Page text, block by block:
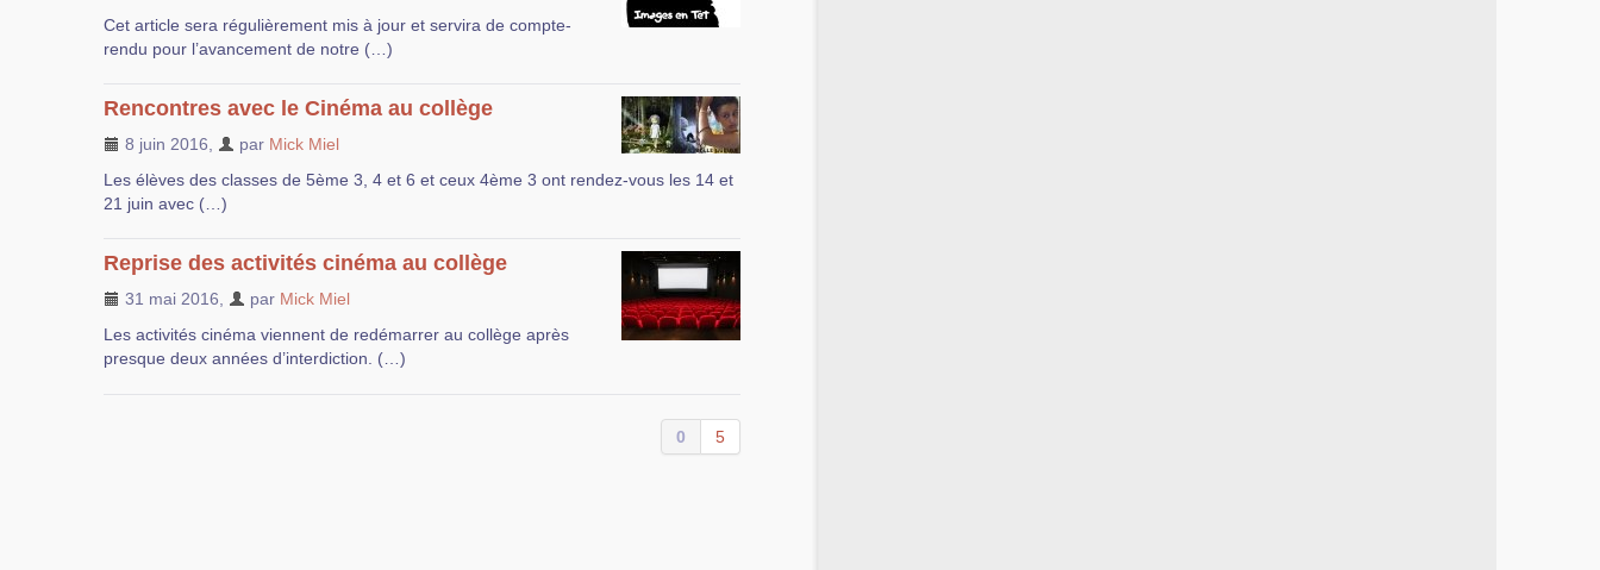
Cet article sera régulièrement mis à jour et servira de compte-
rendu pour l’avancement de notre (…)
Rencontres avec le Cinéma au collège
8 juin 2016 par Mick Miel
Les élèves des classes de 5ème 3, 4 et 6 et ceux 4ème 3 ont rendez-vous les 14 et
21 juin avec (…)
Reprise des activités cinéma au collège
31 mai 2016 par Mick Miel
Les activités cinéma viennent de redémarrer au collège après
presque deux années d’interdiction. (…)
0 5